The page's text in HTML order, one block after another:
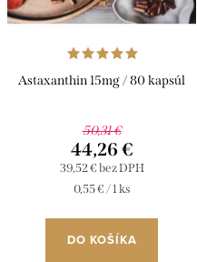
Astaxanthin 15mg / 80 kapsúl
50,31 €
39,52 € bez DPH
44,26 €
Jednotková
0,55 € / 1 ks
DO KOŠÍKA